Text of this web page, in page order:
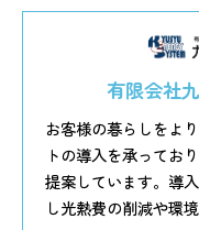
有限会社
お客様の暮らしをよ
トの導入を承ってお
提案しています。導
し光熱費の削減や環